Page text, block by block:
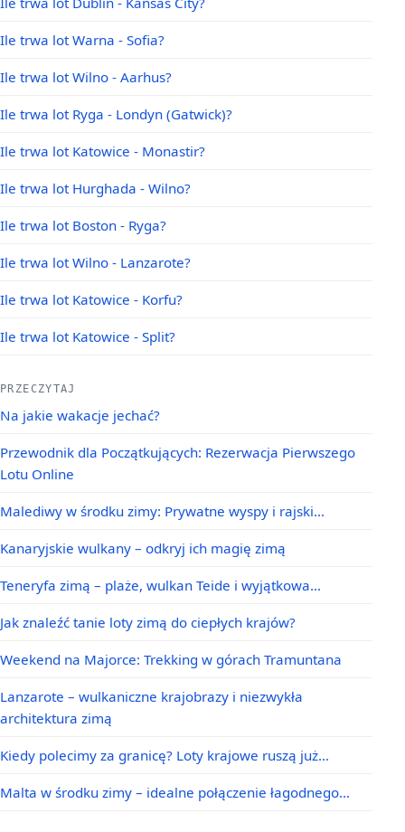
Ile trwa lot Warna - Sofia?
Ile trwa lot Wilno - Aarhus?
Ile trwa lot Ryga - Londyn (Gatwick)?
Ile trwa lot Katowice - Monastir?
Ile trwa lot Hurghada - Wilno?
Ile trwa lot Boston - Ryga?
Ile trwa lot Wilno - Lanzarote?
Ile trwa lot Katowice - Korfu?
Ile trwa lot Katowice - Split?
PRZECZYTAJ
Na jakie wakacje jechać?
Przewodnik dla Początkujących: Rezerwacja Pierwszego
Lotu Online
Malediwy w środku zimy: Prywatne wyspy i rajski…
Kanaryjskie wulkany – odkryj ich magię zimą
Teneryfa zimą – plaże, wulkan Teide i wyjątkowa…
Jak znaleźć tanie loty zimą do ciepłych krajów?
Weekend na Majorce: Trekking w górach Tramuntana
Lanzarote – wulkaniczne krajobrazy i niezwykła
architektura zimą
Kiedy polecimy za granicę? Loty krajowe ruszą już…
Malta w środku zimy – idealne połączenie łagodnego…